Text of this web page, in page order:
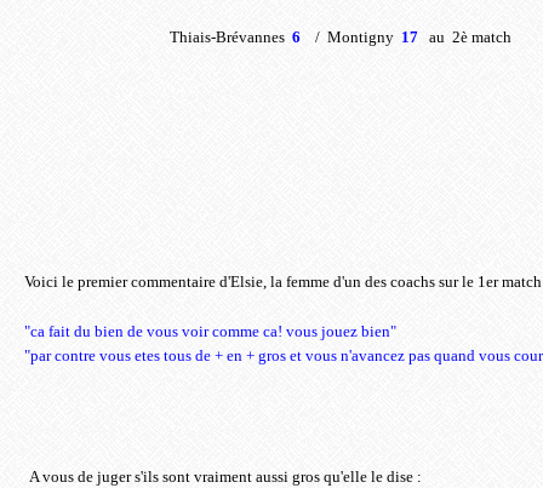
Thiais-Brévannes 6 / Montigny 17 au 2è match
Voici le premier commentaire d'Elsie, la femme d'un des coachs sur le 1er
"ca fait du bien de vous voir comme ca! vous jouez bien"
"par contre vous etes tous de + en + gros et vous n'avancez pas quand vous
A vous de juger s'ils sont vraiment aussi gros qu'elle le dise :